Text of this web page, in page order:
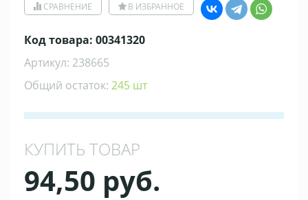
СРАВНЕНИЕ В ИЗБРАННОЕ
Код товара: 00341320
Артикул: 238665
Общий остаток: 245 шт
КУПИТЬ ТОВАР
94,50 руб.